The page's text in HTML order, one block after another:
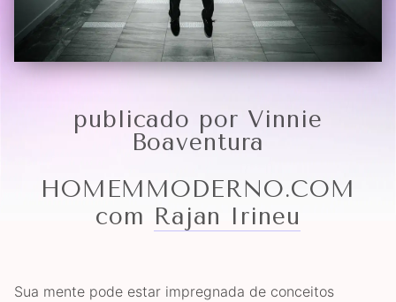
publicado por Vinnie
Boaventura
HOMEMMODERNO.COM
com Rajan Irineu
Sua mente pode estar impregnada de conceitos